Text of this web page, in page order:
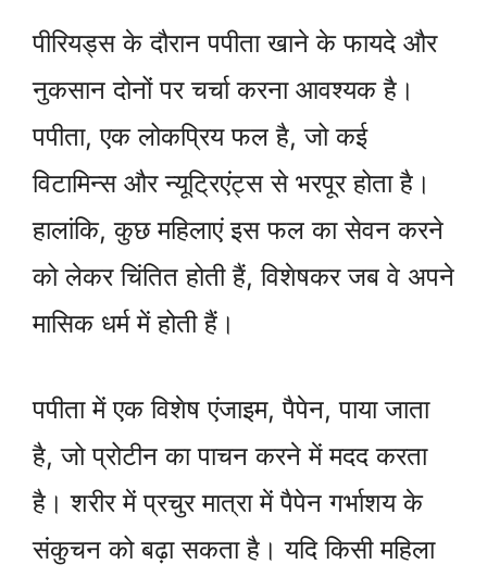
पीरियड्स के दौरान पपीता खाने के फायदे और
नुकसान दोनों पर चर्चा करना आवश्यक है।
पपीता, एक लोकप्रिय फल है, जो कई
विटामिन्स और न्यूट्रिएंट्स से भरपूर होता है।
हालांकि, कुछ महिलाएं इस फल का सेवन करने
को लेकर चिंतित होती हैं, विशेषकर जब वे अपने
मासिक धर्म में होती हैं।
पपीता में एक विशेष एंजाइम, पैपेन, पाया जाता
है, जो प्रोटीन का पाचन करने में मदद करता
है। शरीर में प्रचुर मात्रा में पैपेन गर्भाशय के
संकुचन को बढ़ा सकता है। यदि किसी महिला